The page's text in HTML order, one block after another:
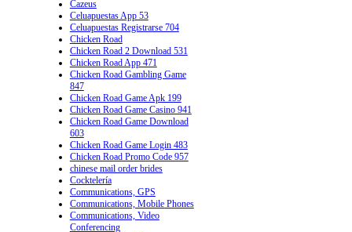
Cazeus
Celuapuestas App 53
Celuapuestas Registrarse 704
Chicken Road
Chicken Road 2 Download 531
Chicken Road App 471
Chicken Road Gambling Game
847
Chicken Road Game Apk 199
Chicken Road Game Casino 941
Chicken Road Game Download
603
Chicken Road Game Login 483
Chicken Road Promo Code 957
chinese mail order brides
Cocktelería
Communications, GPS
Communications, Mobile Phones
Communications, Video
Conferencing